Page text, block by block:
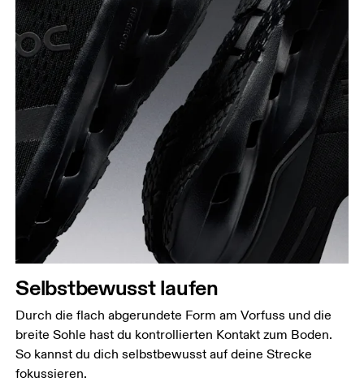
Selbstbewusst laufen
Durch die flach abgerundete Form am Vorfuss und die
breite Sohle hast du kontrollierten Kontakt zum Boden.
So kannst du dich selbstbewusst auf deine Strecke
fokussieren.